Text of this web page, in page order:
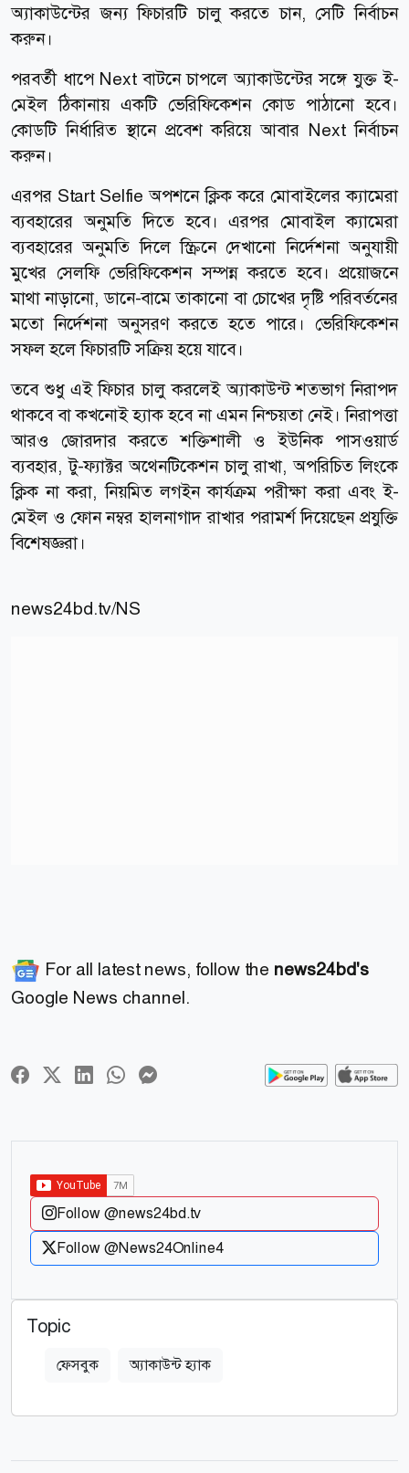
অ্যাকাউন্টের জন্য ফিচারটি চালু করতে চান, সেটি নির্বাচন
করুন।
পরবর্তী ধাপে Next বাটনে চাপলে অ্যাকাউন্টের সঙ্গে যুক্ত ই-
মেইল ঠিকানায় একটি ভেরিফিকেশন কোড পাঠানো হবে।
কোডটি নির্ধারিত স্থানে প্রবেশ করিয়ে আবার Next নির্বাচন
করুন।
এরপর Start Selfie অপশনে ক্লিক করে মোবাইলের ক্যামেরা
ব্যবহারের অনুমতি দিতে হবে। এরপর মোবাইল ক্যামেরা
ব্যবহারের অনুমতি দিলে স্ক্রিনে দেখানো নির্দেশনা অনুযায়ী
মুখের সেলফি ভেরিফিকেশন সম্পন্ন করতে হবে। প্রয়োজনে
মাথা নাড়ানো, ডানে-বামে তাকানো বা চোখের দৃষ্টি পরিবর্তনের
মতো নির্দেশনা অনুসরণ করতে হতে পারে। ভেরিফিকেশন
সফল হলে ফিচারটি সক্রিয় হয়ে যাবে।
তবে শুধু এই ফিচার চালু করলেই অ্যাকাউন্ট শতভাগ নিরাপদ
থাকবে বা কখনোই হ্যাক হবে না এমন নিশ্চয়তা নেই। নিরাপত্তা
আরও জোরদার করতে শক্তিশালী ও ইউনিক পাসওয়ার্ড
ব্যবহার, টু-ফ্যাক্টর অথেনটিকেশন চালু রাখা, অপরিচিত লিংকে
ক্লিক না করা, নিয়মিত লগইন কার্যক্রম পরীক্ষা করা এবং ই-
মেইল ও ফোন নম্বর হালনাগাদ রাখার পরামর্শ দিয়েছেন প্রযুক্তি
বিশেষজ্ঞরা।
news24bd.tv/NS
For all latest news, follow the news24bd's
Google News channel.
Follow @news24bd.tv
Follow @News24Online4
Topic
ফেসবুক অ্যাকাউন্ট হ্যাক